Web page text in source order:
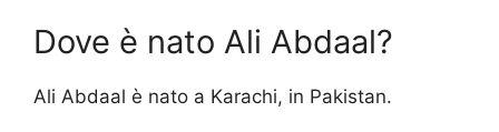
Dove è nato Ali Abdaal?
Ali Abdaal è nato a Karachi, in Pakistan.